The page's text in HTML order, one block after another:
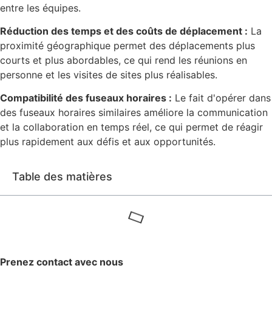
entre les équipes.
Réduction des temps et des coûts de déplacement : La
proximité géographique permet des déplacements plus
courts et plus abordables, ce qui rend les réunions en
personne et les visites de sites plus réalisables.
Compatibilité des fuseaux horaires : Le fait d'opérer dans
des fuseaux horaires similaires améliore la communication
et la collaboration en temps réel, ce qui permet de réagir
plus rapidement aux défis et aux opportunités.
Table des matières
Prenez contact avec nous